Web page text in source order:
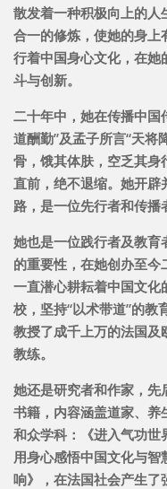
散发着一种积极向上的
合一的修炼，使她的身
行着中国身心文化，在
斗与创新。
二十年中，她在传播中国
道酬勤”及孟子所言“天将
骨，饿其体肤，空乏其身
直前，绝不退缩。她开
路，是一位先行者和传播
她也是一位践行者及教
的重要性，在她创办至
一直潜心耕耘着中国文
校，坚持“以术带道”的教
教授了成千上万的法国
教练。
她还是研究者和作家，
书籍，内容涵盖道家、
和众学科：《进入气功
用身心感悟中国文化与
响》，在法国社会产生